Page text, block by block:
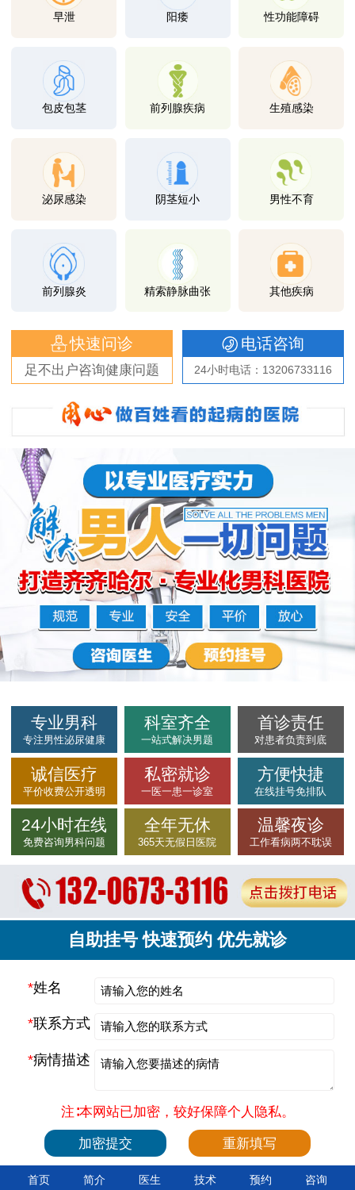
早泄 阳痿 性功能障碍
包皮包茎 前列腺疾病 生殖感染
泌尿感染 阴茎短小 男性不育
前列腺炎 精索静脉曲张 其他疾病
快速问诊
足不出户咨询健康问题
电话咨询
24小时电话：13206733116
专业男科
专注男性泌尿健康
科室齐全
一站式解决男题
首诊责任
对患者负责到底
诚信医疗
平价收费公开透明
私密就诊
一医一患一诊室
方便快捷
在线挂号免排队
24小时在线
免费咨询男科问题
全年无休
365天无假日医院
温馨夜诊
工作看病两不耽误
自助挂号 快速预约 优先就诊
*姓名
*联系方式
*病情描述
注∶本网站已加密，较好保障个人隐私。
首页 简介 医生 技术 预约 咨询